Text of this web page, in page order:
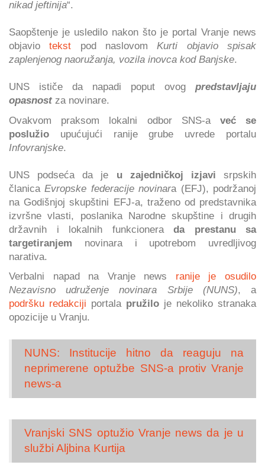
nikad jeftinija“.
Saopštenje je usledilo nakon što je portal Vranje news
objaviotekst pod naslovomKurti objavio spisak
zaplenjenog naoružanja, vozila inovca kod Banjske.
UNS ističe da napadi poput ovog predstavljaju
opasnost za novinare.
Ovakvom praksom lokalni odbor SNS-a već se
poslužio upućujući ranije grube uvrede portalu
Infovranjske.
UNS podseća da je u zajedničkoj izjavisrpskih
članicaEvropske federacije novinara (EFJ), podržanoj
na Godišnjoj skupštini EFJ-a, traženo od predstavnika
izvršne vlasti, poslanika Narodne skupštine i drugih
državnih i lokalnih funkcionera da prestanu sa
targetiranjem novinara i upotrebom uvredljivog
narativa.
Verbalni napad na Vranje news ranije je osudilo
Nezavisno udruženje novinara Srbije (NUNS), a
podršku redakciji portala pružilo je nekoliko stranaka
opozicije u Vranju.
NUNS: Institucije hitno da reaguju na
neprimerene optužbe SNS-a protiv Vranje
news-a
Vranjski SNS optužio Vranje news da je u
službi Aljbina Kurtija